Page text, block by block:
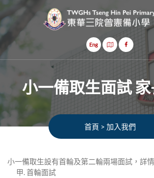
Eng
⼩⼀備取⽣⾯試
首頁 > 加入我們
⼩⼀備取⽣設有⾸輪及第⼆輪兩場⾯試，詳情
甲. ⾸輪⾯試